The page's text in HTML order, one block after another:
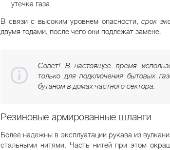
утечка газа.
В связи с высоким уровнем опасности, срок
двумя годами, после чего они подлежат замене.
Совет! В настоящее время
только для подключения бытовых
бутаном в домах частного сектора.
Резиновые армированные шланги
Более надежны в эксплуатации рукава из
стальными нитями. Часть нитей при этом